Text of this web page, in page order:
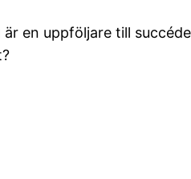
en uppföljare till